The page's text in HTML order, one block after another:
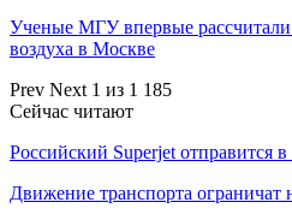
Ученые МГУ впервые рассчитали
воздуха в Москве
Prev Next 1 из 1 185
Сейчас читают
Российский Superjet отправится
Движение транспорта